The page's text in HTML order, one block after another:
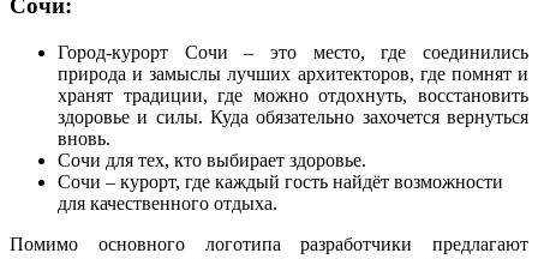
Сочи:
Город-курорт Сочи – это место, где соединились
природа и замыслы лучших архитекторов, где помнят и
хранят традиции, где можно отдохнуть, восстановить
здоровье и силы. Куда обязательно захочется вернуться
вновь.
Сочи для тех, кто выбирает здоровье.
Сочи – курорт, где каждый гость найдёт возможности
для качественного отдыха.
Помимо основного логотипа разработчики предлагают